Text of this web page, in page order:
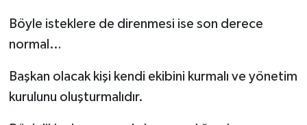
Böyle isteklere de direnmesi ise son derece
normal…
Başkan olacak kişi kendi ekibini kurmalı ve yönetim
kurulunu oluşturmalıdır.